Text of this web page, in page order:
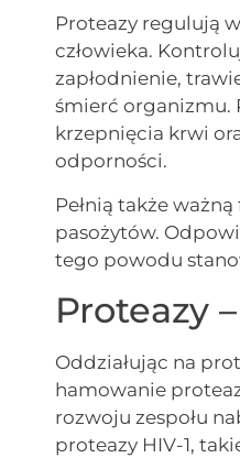
Proteazy regulują
człowieka.
zapłodnienie,
śmierć organizmu.
krzepnięcia krwi
odporności.
Pełnią także
pasożytów.
tego powodu
Proteazy
Oddziałując na
hamowanie
rozwoju zespołu
proteazy HIV-1,